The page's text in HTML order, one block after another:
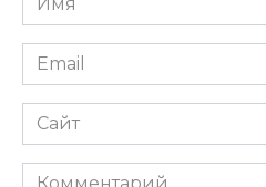
*
Email
*
Сайт
Комментарий